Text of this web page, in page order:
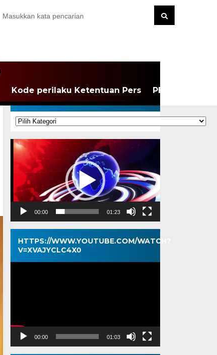
Kode perilaku Ketentuan Pers PEDOMAN
KATEGORI
Kategori
Pemutar
Video
00:00 01:23
HTTPS://WWW.YOUTUBE.COM/WATCH?
V=XVAJYCLC4X0
Pemutar
00:00 01:03